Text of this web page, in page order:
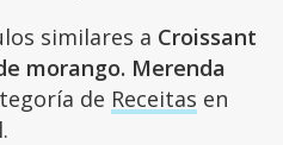
similares a Croissant
morango. Merenda
de Receitas en